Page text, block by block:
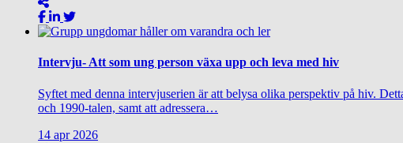
Intervju- Att som ung person växa upp och leva med hiv
Syftet med denna intervjuserien är att belysa olika perspektiv på hiv.
och 1990-talen, samt att adressera…
14 apr 2026